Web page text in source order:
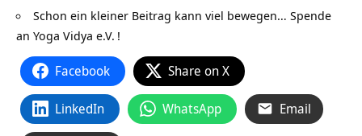
Schon ein kleiner Beitrag kann viel bewegen… Spende
an Yoga Vidya e.V. !
Facebook Share on X
LinkedIn WhatsApp Email